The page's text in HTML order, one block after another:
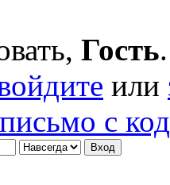
Гость.
или
письмо с